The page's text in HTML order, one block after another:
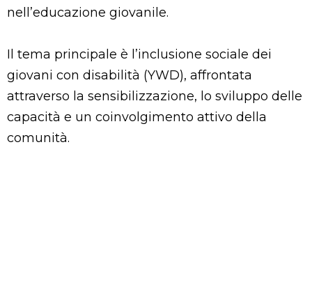
nell’educazione giovanile.
Il tema principale è l’inclusione sociale dei
giovani con disabilità (YWD), affrontata
attraverso la sensibilizzazione, lo sviluppo delle
capacità e un coinvolgimento attivo della
comunità.